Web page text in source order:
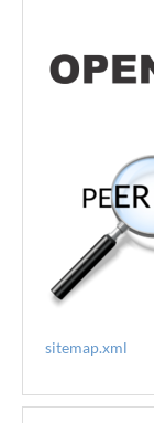
sitemap.xml